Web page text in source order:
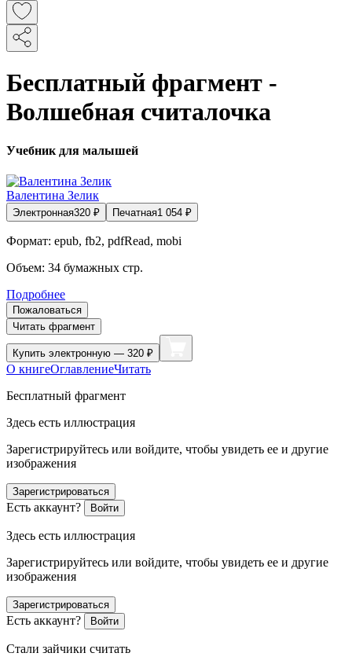
Бесплатный фрагмент -
Волшебная считалочка
Учебник для малышей
Валентина Зелик
Электронная320 ₽ Печатная1 054 ₽
Формат: epub, fb2, pdfRead, mobi
Объем: 34 бумажных стр.
Подробнее
Пожаловаться
Читать фрагмент
Купить электронную — 320 ₽
О книгеОглавлениеЧитать
Бесплатный фрагмент
Здесь есть иллюстрация
Зарегистрируйтесь или войдите, чтобы увидеть ее и другие
изображения
Зарегистрироваться
Есть аккаунт? Войти
Здесь есть иллюстрация
Зарегистрируйтесь или войдите, чтобы увидеть ее и другие
изображения
Зарегистрироваться
Есть аккаунт? Войти
Стали зайчики считать